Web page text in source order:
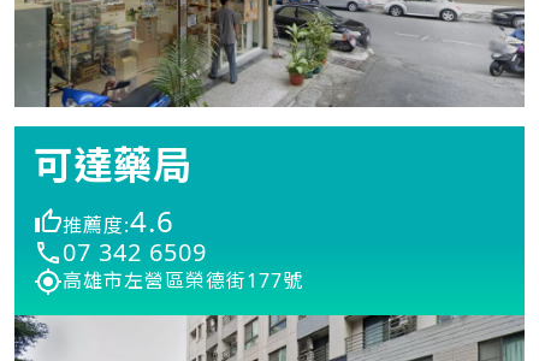
可達藥局
推薦度:4.6
07 342 6509
高雄市左營區榮德街177號